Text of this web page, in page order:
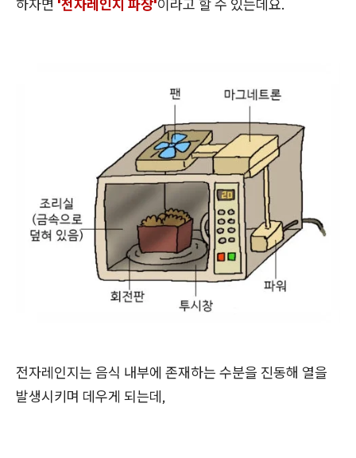
하자면 '전자레인지 파장'이라고 할 수 있는데요.
전자레인지는 음식 내부에 존재하는 수분을 진동해 열을
발생시키며 데우게 되는데,